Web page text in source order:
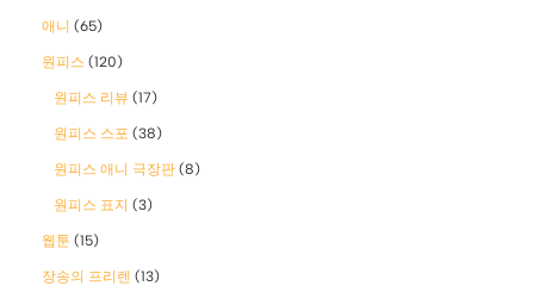
애니 (65)
원피스 (120)
원피스 리뷰 (17)
원피스 스포 (38)
원피스 애니 극장판 (8)
원피스 표지 (3)
웹툰 (15)
장송의 프리렌 (13)